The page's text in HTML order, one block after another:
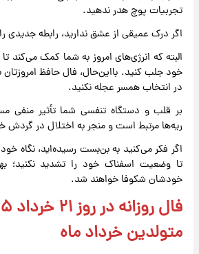
تجربیات پوچ هدر ندهید.
اگر درک عمیقی از عشق ندارید، رابطه جدیدی
البته که انرژی‌های امروز به شما کمک می‌کند
خود جلب کنید. بااین‌حال، فال حافظ
در انتخاب همسر عجله نکنید.
بر قلب و دستگاه تنفسی شما تأثیر منفی
ریه‌ها مرتبط است و منجر به اختلال در
اگر فکر می‌کنید به بن‌بست رسیده‌اید، نگاه
تا وضعیت اسفناک خود را تشدید نکنید؛
خودشان شکوفا خواهند شد.
متولدین خرداد ماه